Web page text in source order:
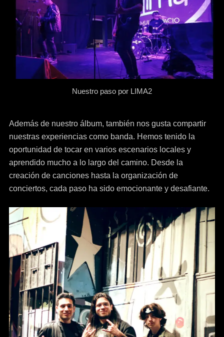
Nuestro paso por LIMA2
Además de nuestro álbum, también nos gusta compartir
nuestras experiencias como banda. Hemos tenido la
oportunidad de tocar en varios escenarios locales y
aprendido mucho a lo largo del camino. Desde la
creación de canciones hasta la organización de
conciertos, cada paso ha sido emocionante y desafiante.